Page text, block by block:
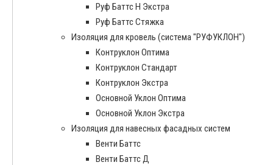
Руф Баттс Н Экстра
Руф Баттс Стяжка
Изоляция для кровель (система "РУФУКЛОН")
Контруклон Оптима
Контруклон Стандарт
Контруклон Экстра
Основной Уклон Оптима
Основной Уклон Экстра
Изоляция для навесных фасадных систем
Венти Баттс
Венти Баттс Д